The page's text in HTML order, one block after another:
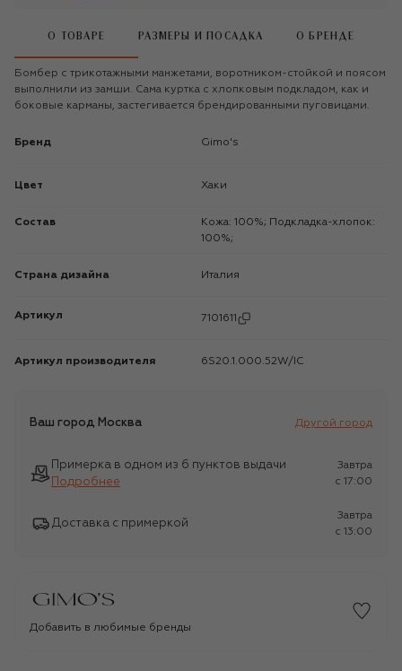
О ТОВАРЕ РАЗМЕРЫ И ПОСАДКА О БРЕНДЕ
Бомбер с трикотажными манжетами, воротником-стойкой и поясом
выполнили из замши. Сама куртка с хлопковым подкладом, как и
боковые карманы, застегивается брендированными пуговицами.
Бренд Gimo's
Цвет Хаки
Состав
Кожа: 100%; Подкладка-хлопок:
100%;
Страна дизайна Италия
Артикул 7101611
Артикул производителя 6S20.1.000.52W/IC
Ваш город Москва Другой город
Примерка в одном из 6 пунктов выдачи
Подробнее
Завтра
c 17:00
Доставка с примеркой
Завтра
c 13:00
Добавить в любимые бренды